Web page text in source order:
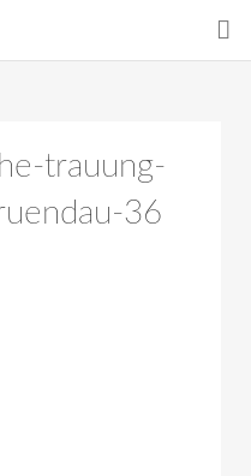
trauung-
36